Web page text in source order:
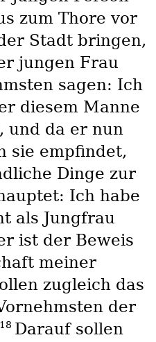
zum Thore vor
Stadt bringen,
jungen Frau
sagen: Ich
diesem Manne
und da er nun
sie empfindet,
Dinge zur
Ich habe
als Jungfrau
ist der Beweis
meiner
zugleich das
der
18 Darauf sollen